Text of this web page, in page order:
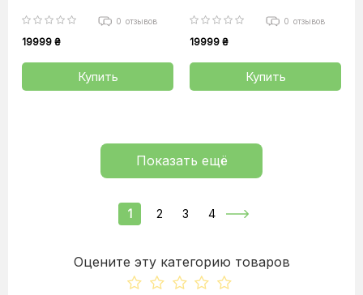
0 отзывов
19999 ₴
Купить
0 отзывов
19999 ₴
Купить
Показать ещё
1 2 3 4
Оцените эту категорию товаров